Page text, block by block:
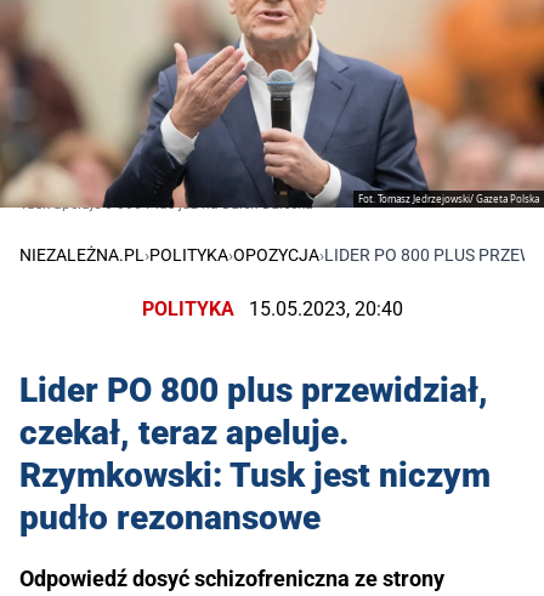
Fot. Tomasz Jedrzejowski/ Gazeta Polska
Tusk apeluje o 800 Plus już na Dzień Dziecka
NIEZALEŻNA.PL ›POLITYKA›OPOZYCJA›LIDER PO 800 PLUS
POLITYKA 15.05.2023, 20:40
Lider PO 800 plus przewidział,
czekał, teraz apeluje.
Rzymkowski: Tusk jest niczym
pudło rezonansowe
Odpowiedź dosyć schizofreniczna ze strony